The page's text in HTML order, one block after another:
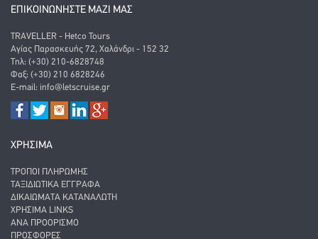
ΕΠΙΚΟΙΝΩΝΗΣΤΕ ΜΑΖΙ ΜΑΣ
TRAVELLER - Hetco Tours
Αγίας Παρασκευής 72, Χαλάνδρι - 152 32
Τηλ: (+30) 210-6828748
Φαξ: (+30) 210 6828246
E-mail: info@letscruise.gr
ΧΡΗΣΙΜΑ
ΤΡΌΠΟΙ ΠΛΗΡΩΜΉΣ
ΤΑΞΙΔΙΩΤΙΚΆ ΈΓΓΡΑΦΑ
ΔΙΚΑΙΏΜΑΤΑ ΚΑΤΑΝΑΛΩΤΉ
ΧΡΉΣΙΜΑ LINKS
ΑΝΑ ΠΡΟΟΡΙΣΜΌ
ΠΡΟΣΦΟΡΈΣ